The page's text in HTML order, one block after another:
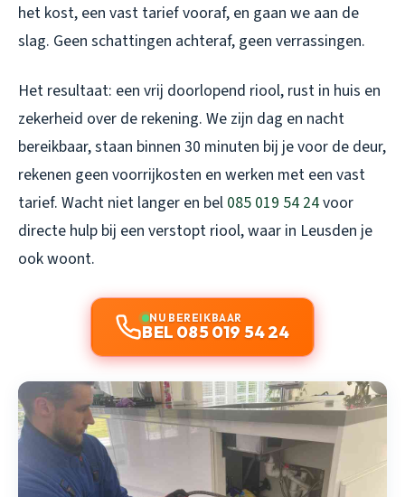
het kost, een vast tarief vooraf, en gaan we aan de
slag. Geen schattingen achteraf, geen verrassingen.
Het resultaat: een vrij doorlopend riool, rust in huis en
zekerheid over de rekening. We zijn dag en nacht
bereikbaar, staan binnen 30 minuten bij je voor de deur,
rekenen geen voorrijkosten en werken met een vast
tarief. Wacht niet langer en bel 085 019 54 24voor
directe hulp bij een verstopt riool, waar in Leusden je
ook woont.
NU BEREIKBAAR
BEL 085 019 54 24